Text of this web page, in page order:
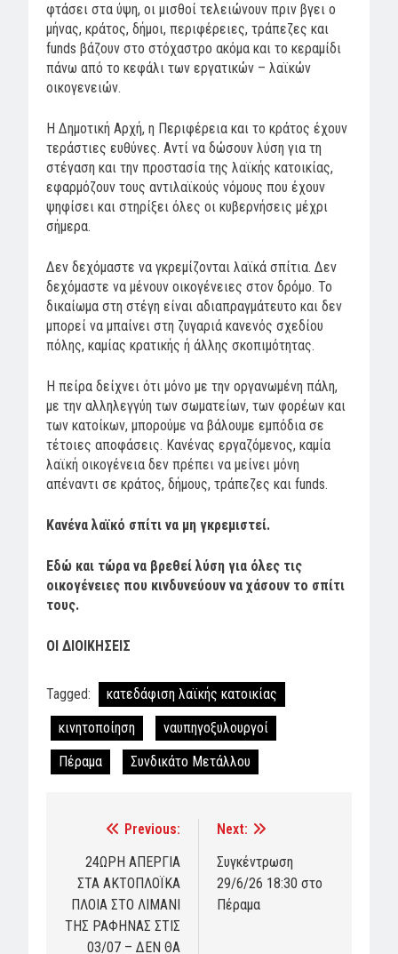
φτάσει στα ύψη, οι μισθοί τελειώνουν πριν βγει ο
μήνας, κράτος, δήμοι, περιφέρειες, τράπεζες και
funds βάζουν στο στόχαστρο ακόμα και το κεραμίδι
πάνω από το κεφάλι των εργατικών – λαϊκών
οικογενειών.
Η Δημοτική Αρχή, η Περιφέρεια και το κράτος έχουν
τεράστιες ευθύνες. Αντί να δώσουν λύση για τη
στέγαση και την προστασία της λαϊκής κατοικίας,
εφαρμόζουν τους αντιλαϊκούς νόμους που έχουν
ψηφίσει και στηρίξει όλες οι κυβερνήσεις μέχρι
σήμερα.
Δεν δεχόμαστε να γκρεμίζονται λαϊκά σπίτια. Δεν
δεχόμαστε να μένουν οικογένειες στον δρόμο. Το
δικαίωμα στη στέγη είναι αδιαπραγμάτευτο και δεν
μπορεί να μπαίνει στη ζυγαριά κανενός σχεδίου
πόλης, καμίας κρατικής ή άλλης σκοπιμότητας.
Η πείρα δείχνει ότι μόνο με την οργανωμένη πάλη,
με την αλληλεγγύη των σωματείων, των φορέων και
των κατοίκων, μπορούμε να βάλουμε εμπόδια σε
τέτοιες αποφάσεις. Κανένας εργαζόμενος, καμία
λαϊκή οικογένεια δεν πρέπει να μείνει μόνη
απέναντι σε κράτος, δήμους, τράπεζες και funds.
Κανένα λαϊκό σπίτι να μη γκρεμιστεί.
Εδώ και τώρα να βρεθεί λύση για όλες τις
οικογένειες που κινδυνεύουν να χάσουν το σπίτι
τους.
ΟΙ ΔΙΟΙΚΗΣΕΙΣ
Tagged:
κατεδάφιση λαϊκής κατοικίας
κινητοποίηση
ναυπηγοξυλουργοί
Πέραμα
Συνδικάτο Μετάλλου
navigation
Previous:
24ΩΡΗ ΑΠΕΡΓΙΑ
ΣΤΑ ΑΚΤΟΠΛΟΪΚΑ
ΠΛΟΙΑ ΣΤΟ ΛΙΜΑΝΙ
ΤΗΣ ΡΑΦΗΝΑΣ ΣΤΙΣ
03/07 – ΔΕΝ ΘΑ
Next:
Συγκέντρωση
29/6/26 18:30 στο
Πέραμα